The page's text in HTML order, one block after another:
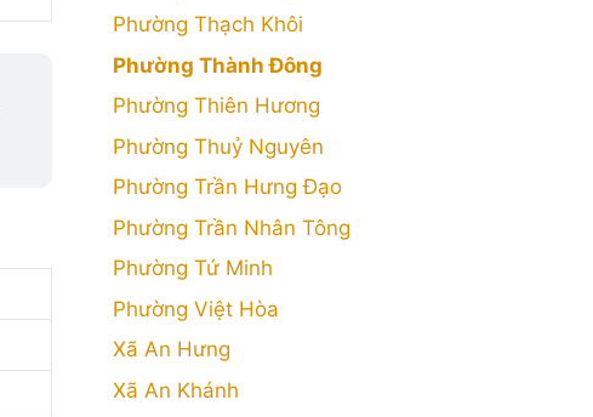
Phường Thạch Khôi
Phường Thành Đông
Phường Thiên Hương
Phường Thuỷ Nguyên
Phường Trần Hưng Đạo
Phường Trần Nhân Tông
Phường Tứ Minh
Phường Việt Hòa
Xã An Hưng
Xã An Khánh